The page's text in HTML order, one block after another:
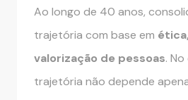
Ao longo de 40 anos,
trajetória com base em
valorização de pessoas.
trajetória não depende